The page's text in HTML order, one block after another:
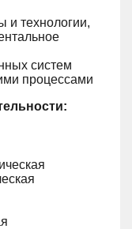
технологии,
систем
процессами